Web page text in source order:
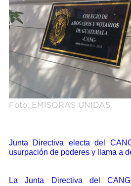
Foto: EMISORAS UNIDAS
Junta Directiva electa del
usurpación de poderes y llama a
La Junta Directiva del